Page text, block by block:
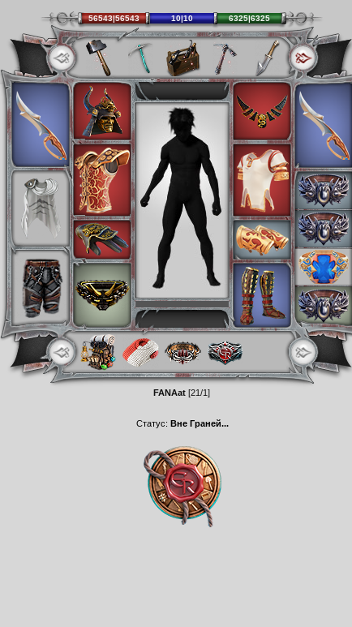
Статус: Вне Граней...
56543|56543 10|10 6325|6325
FANAat [21/1]